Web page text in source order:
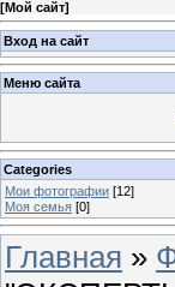
[Мой сайт]
Вход на сайт
Меню сайта
Categories
Мои фотографии [12]
Моя семья [0]
Главная »